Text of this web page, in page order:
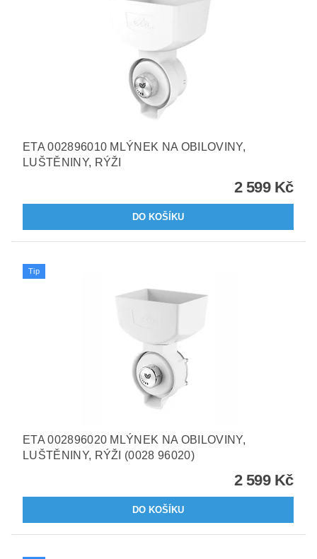
ETA 002896010 MLÝNEK NA OBILOVINY,
LUŠTĚNINY, RÝŽI
2 599 Kč
Tip
ETA 002896020 MLÝNEK NA OBILOVINY,
LUŠTĚNINY, RÝŽI (0028 96020)
2 599 Kč